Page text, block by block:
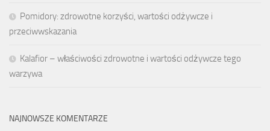
Pomidory: zdrowotne korzyści, wartości odżywcze i
przeciwwskazania
Kalafior – właściwości zdrowotne i wartości odżywcze tego
warzywa
NAJNOWSZE KOMENTARZE